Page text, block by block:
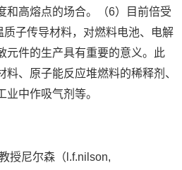
和高熔点的场合。（6）目前倍受
质子传导材料，对燃料电池、电解
元件的生产具有重要的意义。此
、原子能反应堆燃料的稀释剂、
中作吸气剂等。
尼尔森（l.f.nilson,